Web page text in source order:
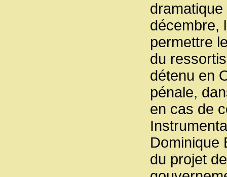
décembre,
permettre
du
détenu en
pénale,
en cas de
Dominique
du projet